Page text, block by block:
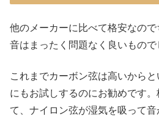
他のメーカーに比べて格安なので
音はまったく問題なく良いもので
これまでカーボン弦は高いから
にもお試しするのにお勧めです。
て、ナイロン弦が湿気を吸って